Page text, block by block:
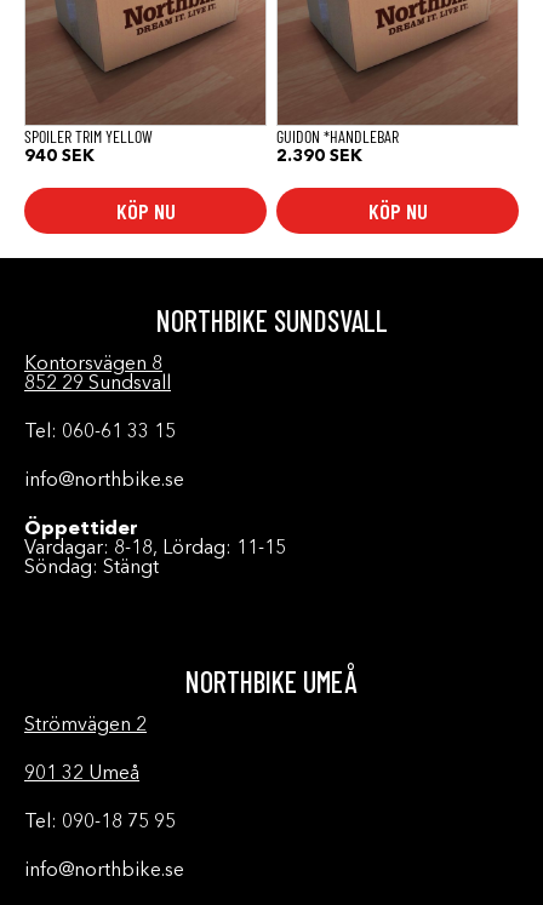
SPOILER TRIM YELLOW
940 SEK
KÖP NU
GUIDON *HANDLEBAR
2.390 SEK
KÖP NU
NORTHBIKE SUNDSVALL
Kontorsvägen 8
852 29 Sundsvall
Tel: 060-61 33 15
info@northbike.se
Öppettider
Vardagar: 8-18, Lördag: 11-15
Söndag: Stängt
NORTHBIKE UMEÅ
Strömvägen 2
901 32 Umeå
Tel: 090-18 75 95
info@northbike.se